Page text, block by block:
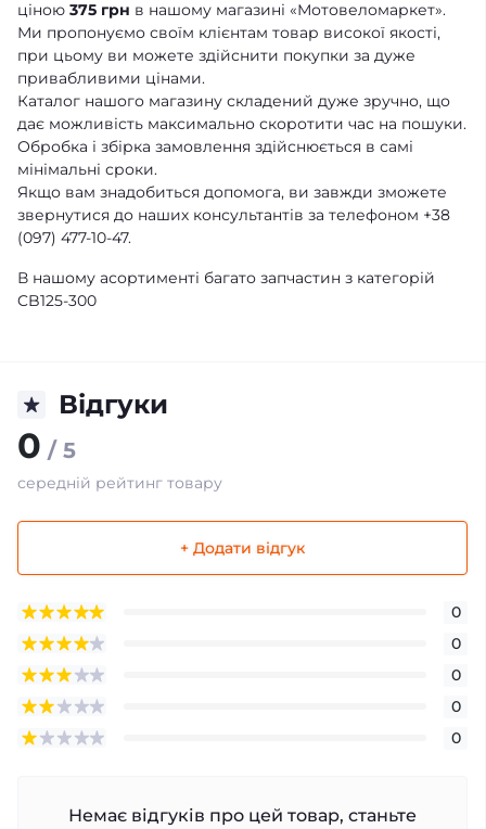
ціною 375 грн в нашому магазині «Мотовеломаркет».
Ми пропонуємо своїм клієнтам товар високої якості,
при цьому ви можете здійснити покупки за дуже
привабливими цінами.
Каталог нашого магазину складений дуже зручно, що
дає можливість максимально скоротити час на пошуки.
Обробка і збірка замовлення здійснюється в самі
мінімальні сроки.
Якщо вам знадобиться допомога, ви завжди зможете
звернутися до наших консультантів за телефоном +38
(097) 477-10-47.
В нашому асортименті багато запчастин з категорій
CB125-300
Відгуки
0 / 5
середній рейтинг товару
+ Додати відгук
0
0
0
0
0
Немає відгуків про цей товар, станьте